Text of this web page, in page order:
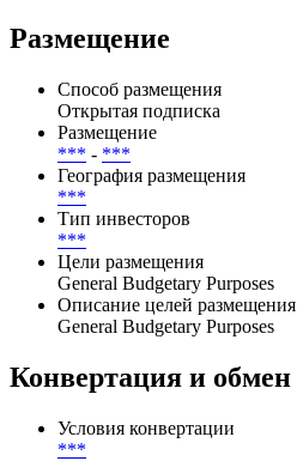
Размещение
Способ размещения
Открытая подписка
Размещение
*** - ***
География размещения
***
Тип инвесторов
***
Цели размещения
General Budgetary Purposes
Описание целей размещения
General Budgetary Purposes
Конвертация и обмен
Условия конвертации
***